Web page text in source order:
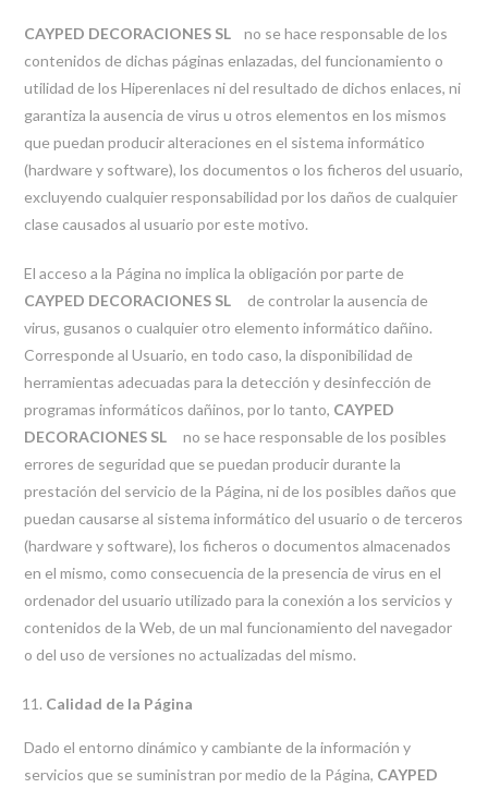
CAYPED DECORACIONES SL no se hace responsable de los
contenidos de dichas páginas enlazadas, del funcionamiento o
utilidad de los Hiperenlaces ni del resultado de dichos enlaces, ni
garantiza la ausencia de virus u otros elementos en los mismos
que puedan producir alteraciones en el sistema informático
(hardware y software), los documentos o los ficheros del usuario,
excluyendo cualquier responsabilidad por los daños de cualquier
clase causados al usuario por este motivo.
El acceso a la Página no implica la obligación por parte de
CAYPED DECORACIONES SL de controlar la ausencia de
virus, gusanos o cualquier otro elemento informático dañino.
Corresponde al Usuario, en todo caso, la disponibilidad de
herramientas adecuadas para la detección y desinfección de
programas informáticos dañinos, por lo tanto, CAYPED
DECORACIONES SL no se hace responsable de los posibles
errores de seguridad que se puedan producir durante la
prestación del servicio de la Página, ni de los posibles daños que
puedan causarse al sistema informático del usuario o de terceros
(hardware y software), los ficheros o documentos almacenados
en el mismo, como consecuencia de la presencia de virus en el
ordenador del usuario utilizado para la conexión a los servicios y
contenidos de la Web, de un mal funcionamiento del navegador
o del uso de versiones no actualizadas del mismo.
Calidad de la Página
Dado el entorno dinámico y cambiante de la información y
servicios que se suministran por medio de la Página, CAYPED